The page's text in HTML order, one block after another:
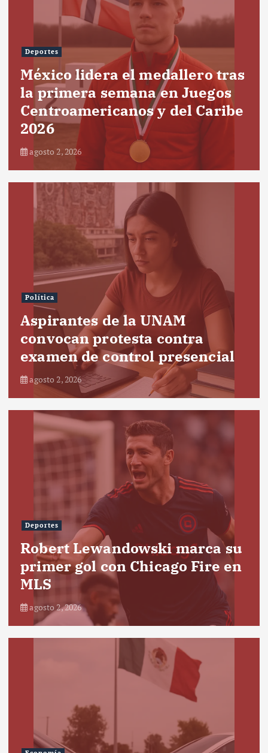
Deportes
México lidera el medallero tras
la primera semana en Juegos
Centroamericanos y del Caribe
2026
agosto 2, 2026
Política
Aspirantes de la UNAM
convocan protesta contra
examen de control presencial
agosto 2, 2026
Deportes
Robert Lewandowski marca su
primer gol con Chicago Fire en
MLS
agosto 2, 2026